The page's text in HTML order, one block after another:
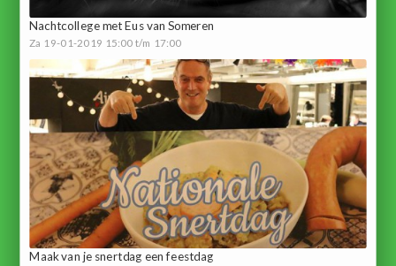
Nachtcollege met Eus van Someren
Za 19-01-2019 15:00 t/m 17:00
Maak van je snertdag een feestdag